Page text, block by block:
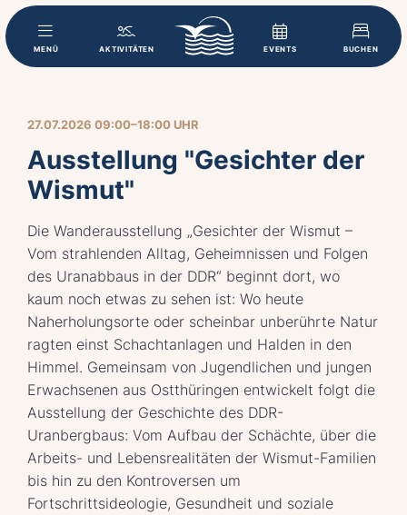
MENÜ AKTIVITÄTEN EVENTS BUCHEN
27.07.2026 09:00–18:00 UHR
Ausstellung "Gesichter der
Wismut"
Die Wanderausstellung „Gesichter der Wismut –
Vom strahlenden Alltag, Geheimnissen und Folgen
des Uranabbaus in der DDR“ beginnt dort, wo
kaum noch etwas zu sehen ist: Wo heute
Naherholungsorte oder scheinbar unberührte Natur
ragten einst Schachtanlagen und Halden in den
Himmel. Gemeinsam von Jugendlichen und jungen
Erwachsenen aus Ostthüringen entwickelt folgt die
Ausstellung der Geschichte des DDR-
Uranbergbaus: Vom Aufbau der Schächte, über die
Arbeits- und Lebensrealitäten der Wismut-Familien
bis hin zu den Kontroversen um
Fortschrittsideologie, Gesundheit und soziale